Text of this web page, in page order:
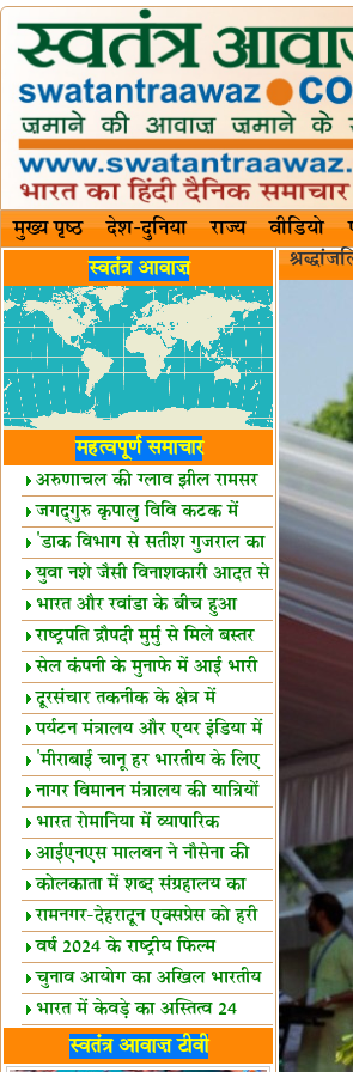
मुख्य पृष्ठ देश-दुनिया राज्य वीडियो
स्वतंत्र आवाज़
महत्वपूर्ण समाचार
अरुणाचल की ग्लाव झील रामसर
स्थल घोषित
जगद्गुरु कृपालु विवि कटक में
शैक्षिक सत्र शुरू
'डाक विभाग से सतीश गुजराल का
रिश्ता गहरा'
युवा नशे जैसी विनाशकारी आदत से
दूर रहें-मोदी
भारत और रवांडा के बीच हुआ
व्यापार विस्तार
राष्ट्रपति द्रौपदी मुर्मु से मिले बस्तर
के प्रतिनिधि
सेल कंपनी के मुनाफे में आई भारी
उछाल!
दूरसंचार तकनीक के क्षेत्र में
उत्कृष्टता पुरस्कार
पर्यटन मंत्रालय और एयर इंडिया में
समझौता
'मीराबाई चानू हर भारतीय के लिए
प्रेरणा'
नागर विमानन मंत्रालय की यात्रियों
को सलाह
भारत रोमानिया में व्यापारिक
साझेदारियां
आईएनएस मालवन ने नौसेना की
ताकत बढ़ाई
कोलकाता में शब्द संग्रहालय का
उद्घाटन
रामनगर-देहरादून एक्सप्रेस को हरी
झंडीवर्ष 2024 के राष्ट्रीय फिल्म
पुरस्कारों की घोषणा
चुनाव आयोग का अखिल भारतीय
मीडिया सम्मेलन
भारत में केवड़े का अस्तित्‍व 24
लाख वर्ष!
लखनऊ में 'एक राष्ट्र एक चुनाव'
स्वतंत्र आवाज़ टीवी